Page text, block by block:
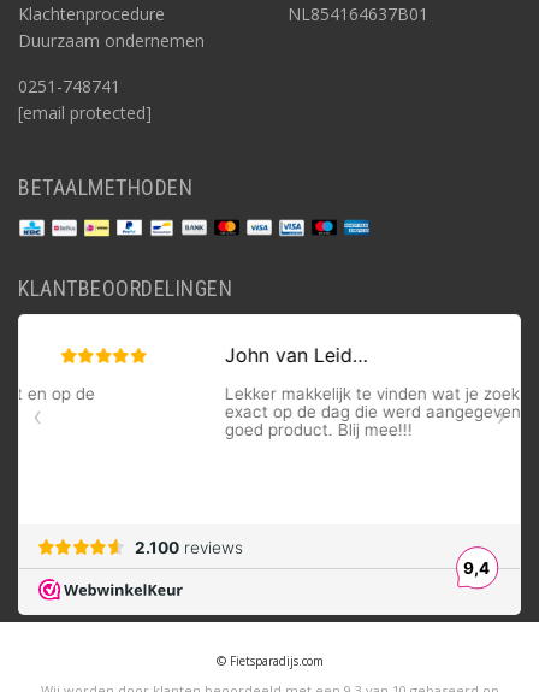
Klachtenprocedure
Duurzaam ondernemen
0251-748741
[email protected]
NL854164637B01
BETAALMETHODEN
KLANTBEOORDELINGEN
© Fietsparadijs.com